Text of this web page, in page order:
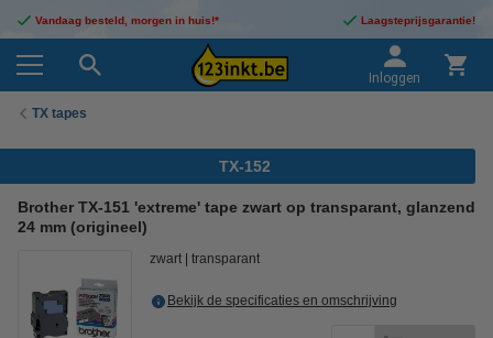
Vandaag besteld, morgen in huis!* Laagsteprijsgarantie!
Inloggen
TX tapes
TX-152
Brother TX-151 'extreme' tape zwart op transparant, glanzend
24 mm (origineel)
zwart transparant
Bekijk de specificaties en omschrijving